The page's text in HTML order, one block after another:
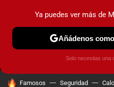
MENÚ
COCHES
HOY SE HABLA DE
Famosos Seguridad
Ya puedes ver más de
Añádenos
Solo necesitas una